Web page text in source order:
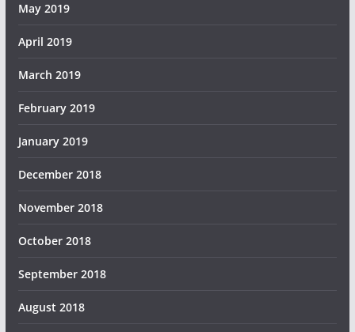
May 2019
April 2019
March 2019
February 2019
January 2019
December 2018
November 2018
October 2018
September 2018
August 2018